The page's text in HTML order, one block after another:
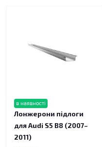
в наявності
Лонжерони підлоги
для Audi S5 B8 (2007–
2011)